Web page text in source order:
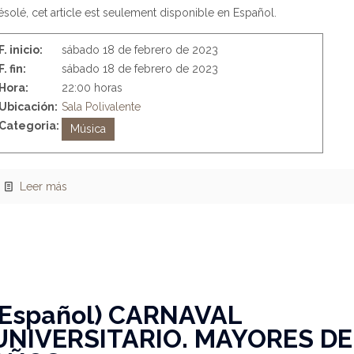
cet article est seulement disponible en Español.
inicio:
sábado 18 de febrero de 2023
fin:
sábado 18 de febrero de 2023
22:00 horas
Sala Polivalente
Música
Leer más
CARNAVAL
MAYORES